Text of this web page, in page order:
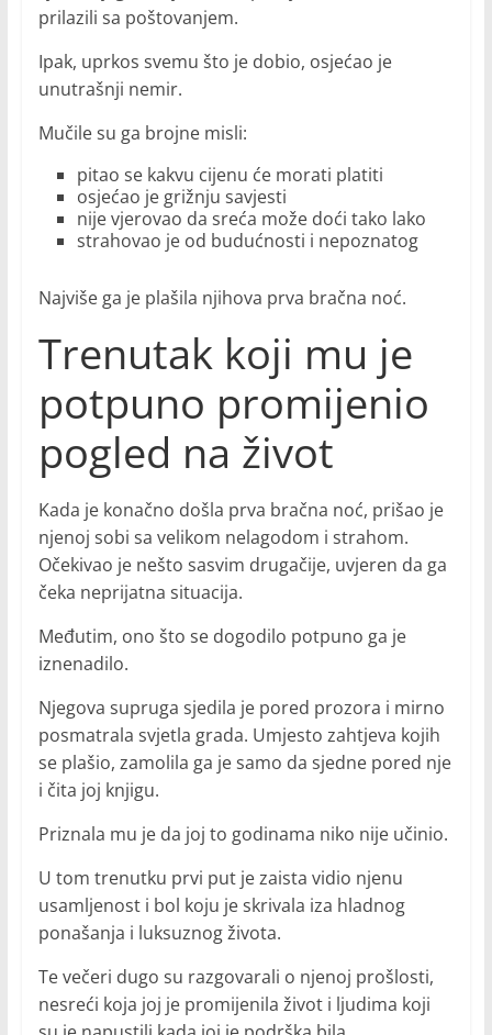
prilazili sa poštovanjem.
Ipak, uprkos svemu što je dobio, osjećao je
unutrašnji nemir.
Mučile su ga brojne misli:
pitao se kakvu cijenu će morati platiti
osjećao je grižnju savjesti
nije vjerovao da sreća može doći tako lako
strahovao je od budućnosti i nepoznatog
Najviše ga je plašila njihova prva bračna noć.
Trenutak koji mu je
potpuno promijenio
pogled na život
Kada je konačno došla prva bračna noć, prišao je
njenoj sobi sa velikom nelagodom i strahom.
Očekivao je nešto sasvim drugačije, uvjeren da ga
čeka neprijatna situacija.
Međutim, ono što se dogodilo potpuno ga je
iznenadilo.
Njegova supruga sjedila je pored prozora i mirno
posmatrala svjetla grada. Umjesto zahtjeva kojih
se plašio, zamolila ga je samo da sjedne pored nje
i čita joj knjigu.
Priznala mu je da joj to godinama niko nije učinio.
U tom trenutku prvi put je zaista vidio njenu
usamljenost i bol koju je skrivala iza hladnog
ponašanja i luksuznog života.
Te večeri dugo su razgovarali o njenoj prošlosti,
nesreći koja joj je promijenila život i ljudima koji